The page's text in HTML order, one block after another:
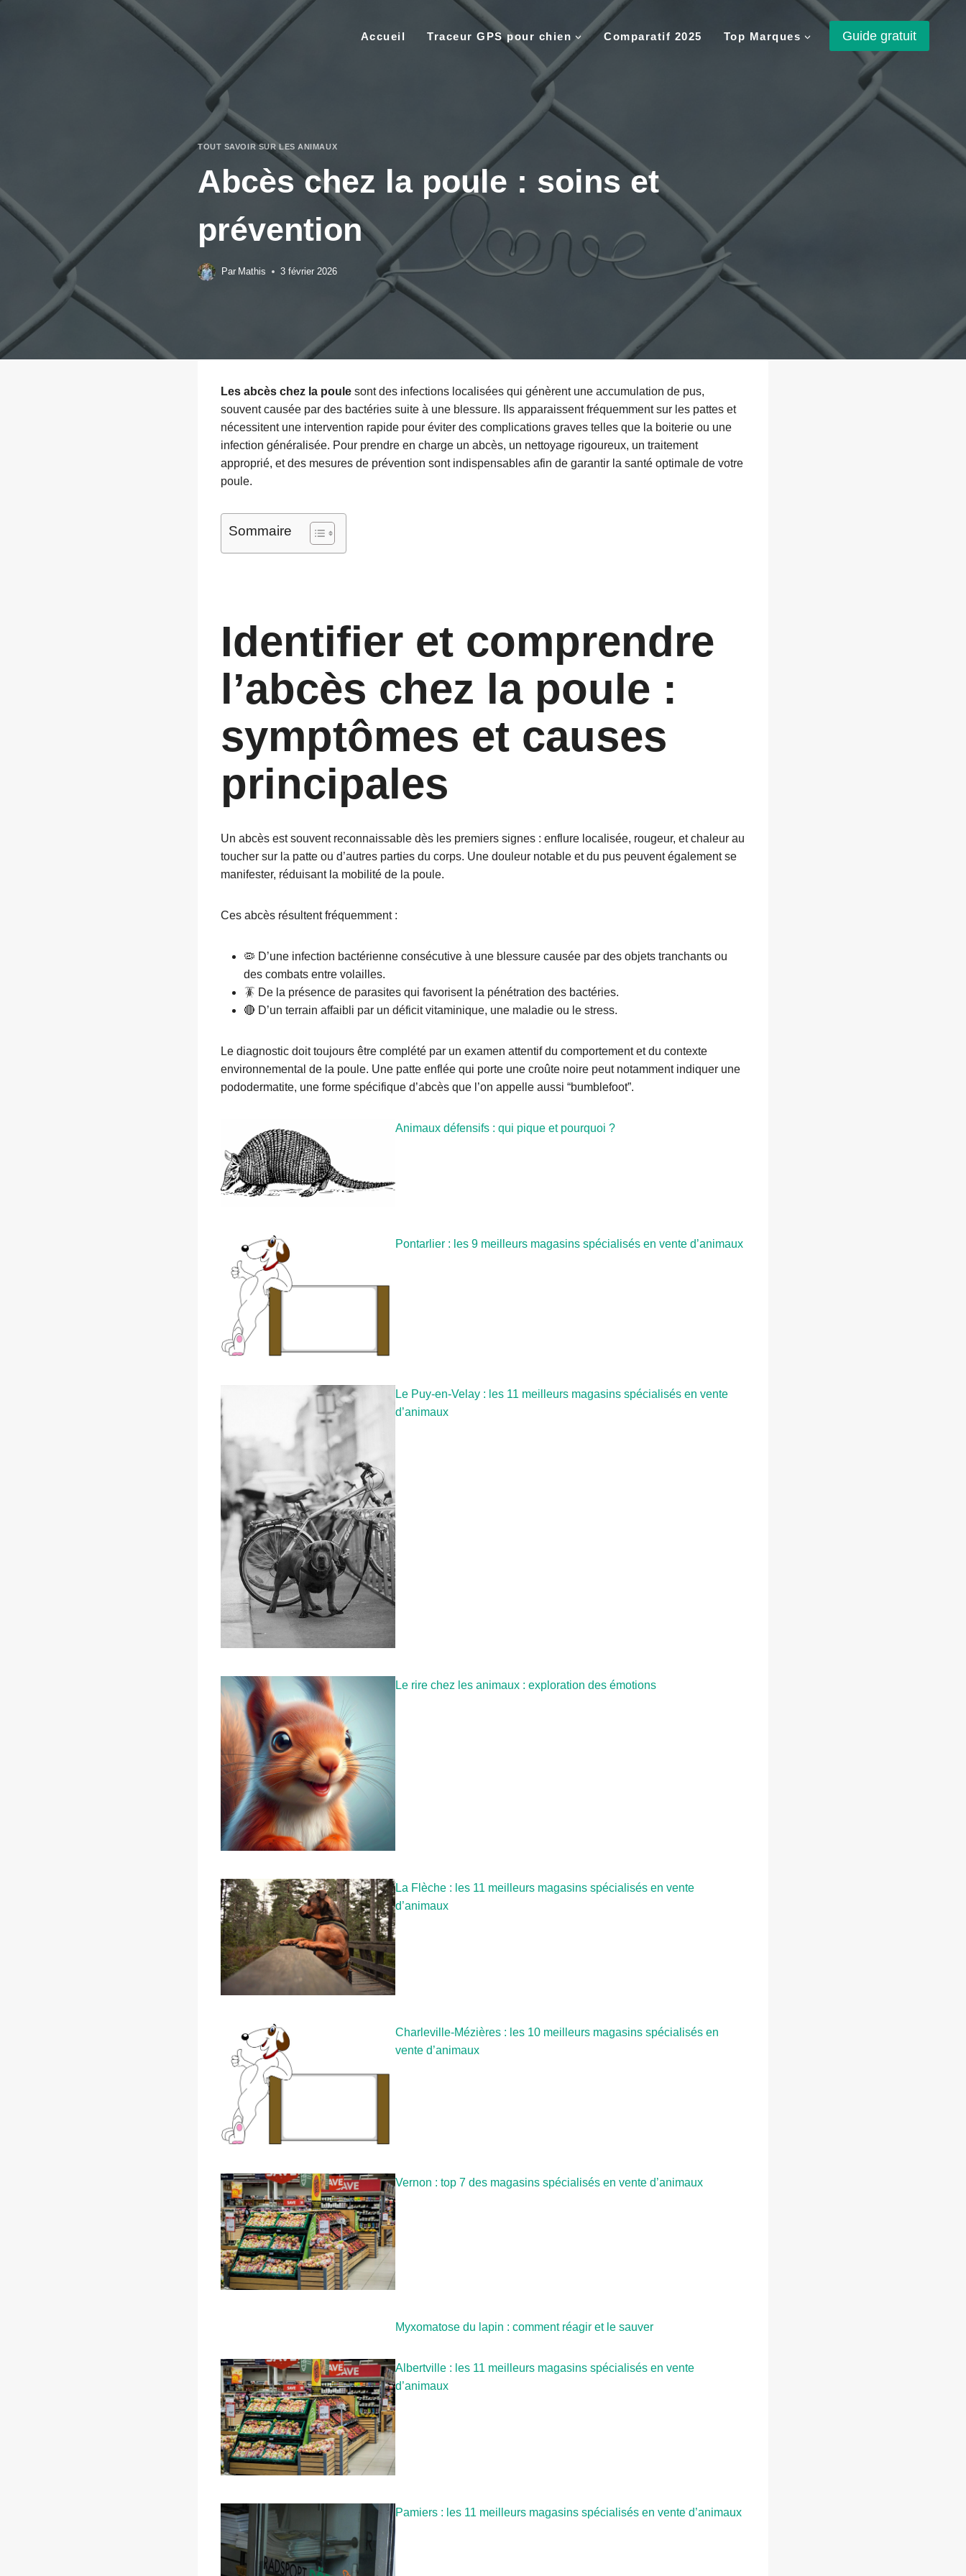
Accueil Traceur GPS pour chien Comparatif 2025 Top Marques Guide gratuit
TOUT SAVOIR SUR LES ANIMAUX
Abcès chez la poule : soins et
prévention
Par Mathis 3 février 2026
Les abcès chez la poule sont des infections localisées qui génèrent une accumulation de pus,
souvent causée par des bactéries suite à une blessure. Ils apparaissent fréquemment sur les pattes et
nécessitent une intervention rapide pour éviter des complications graves telles que la boiterie ou une
infection généralisée. Pour prendre en charge un abcès, un nettoyage rigoureux, un traitement
approprié, et des mesures de prévention sont indispensables afin de garantir la santé optimale de votre
poule.
Sommaire
Identifier et comprendre
l’abcès chez la poule :
symptômes et causes
principales
Un abcès est souvent reconnaissable dès les premiers signes : enflure localisée, rougeur, et chaleur au
toucher sur la patte ou d’autres parties du corps. Une douleur notable et du pus peuvent également se
manifester, réduisant la mobilité de la poule.
Ces abcès résultent fréquemment :
🦠 D’une infection bactérienne consécutive à une blessure causée par des objets tranchants ou
des combats entre volailles.
🪳 De la présence de parasites qui favorisent la pénétration des bactéries.
🔴 D’un terrain affaibli par un déficit vitaminique, une maladie ou le stress.
Le diagnostic doit toujours être complété par un examen attentif du comportement et du contexte
environnemental de la poule. Une patte enflée qui porte une croûte noire peut notamment indiquer une
pododermatite, une forme spécifique d’abcès que l’on appelle aussi “bumblefoot”.
Animaux défensifs : qui pique et pourquoi ?
Pontarlier : les 9 meilleurs magasins spécialisés en vente d’animaux
Le Puy-en-Velay : les 11 meilleurs magasins spécialisés en vente
d’animaux
Le rire chez les animaux : exploration des émotions
La Flèche : les 11 meilleurs magasins spécialisés en vente
d’animaux
Charleville-Mézières : les 10 meilleurs magasins spécialisés en
vente d’animaux
Vernon : top 7 des magasins spécialisés en vente d’animaux
Myxomatose du lapin : comment réagir et le sauver
Albertville : les 11 meilleurs magasins spécialisés en vente
d’animaux
Pamiers : les 11 meilleurs magasins spécialisés en vente d’animaux